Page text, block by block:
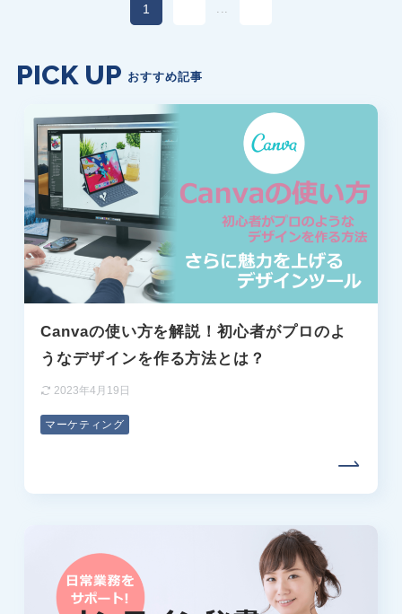
1 ...
PICK UP おすすめ記事
Canvaの使い方を解説！初心者がプロのよ
うなデザインを作る方法とは？
2023年4月19日
マーケティング